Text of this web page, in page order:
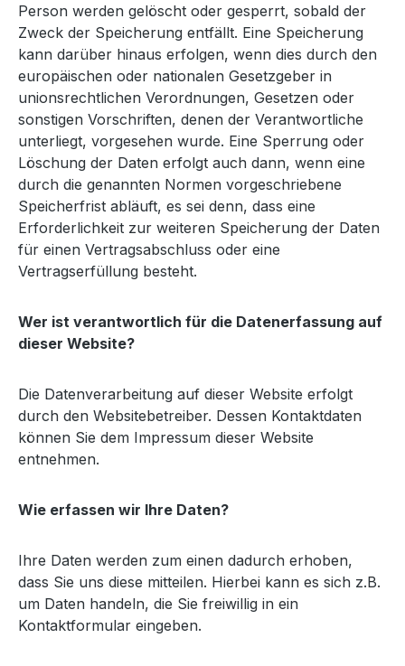
Person werden gelöscht oder gesperrt, sobald der
Zweck der Speicherung entfällt. Eine Speicherung
kann darüber hinaus erfolgen, wenn dies durch den
europäischen oder nationalen Gesetzgeber in
unionsrechtlichen Verordnungen, Gesetzen oder
sonstigen Vorschriften, denen der Verantwortliche
unterliegt, vorgesehen wurde. Eine Sperrung oder
Löschung der Daten erfolgt auch dann, wenn eine
durch die genannten Normen vorgeschriebene
Speicherfrist abläuft, es sei denn, dass eine
Erforderlichkeit zur weiteren Speicherung der Daten
für einen Vertragsabschluss oder eine
Vertragserfüllung besteht.
Wer ist verantwortlich für die Datenerfassung auf
dieser Website?
Die Datenverarbeitung auf dieser Website erfolgt
durch den Websitebetreiber. Dessen Kontaktdaten
können Sie dem Impressum dieser Website
entnehmen.
Wie erfassen wir Ihre Daten?
Ihre Daten werden zum einen dadurch erhoben,
dass Sie uns diese mitteilen. Hierbei kann es sich z.B.
um Daten handeln, die Sie freiwillig in ein
Kontaktformular eingeben.